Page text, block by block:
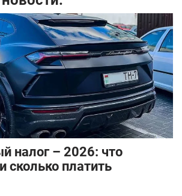
налог – 2026: что
сколько платить